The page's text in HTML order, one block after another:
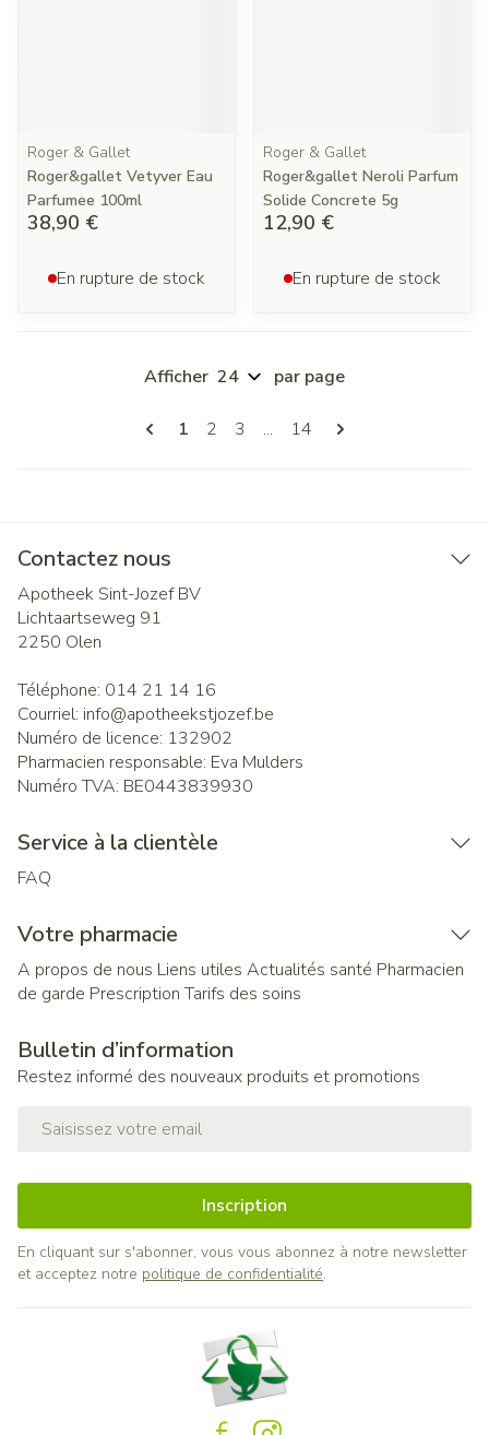
Roger & Gallet
Roger&gallet Vetyver Eau
Parfumee 100ml
38,90 €
En rupture de stock
Roger & Gallet
Roger&gallet Neroli Parfum
Solide Concrete 5g
12,90 €
En rupture de stock
Pages
Vous lisez actuellement la page
1 Page
2 Page
3 ... Page
14
Afficher par page
Contactez nous
Apotheek Sint-Jozef BV
Lichtaartseweg 91
2250 Olen
Téléphone: 014 21 14 16
Courriel: info@apotheekstjozef.be
Numéro de licence: 132902
Pharmacien responsable: Eva Mulders
Numéro TVA: BE0443839930
Service à la clientèle
FAQ
Votre pharmacie
A propos de nous Liens utiles Actualités santé Pharmacien
de garde Prescription Tarifs des soins
Bulletin d’information
Restez informé des nouveaux produits et promotions
Inscription
En cliquant sur s'abonner, vous vous abonnez à notre newsletter
et acceptez notre politique de confidentialité.